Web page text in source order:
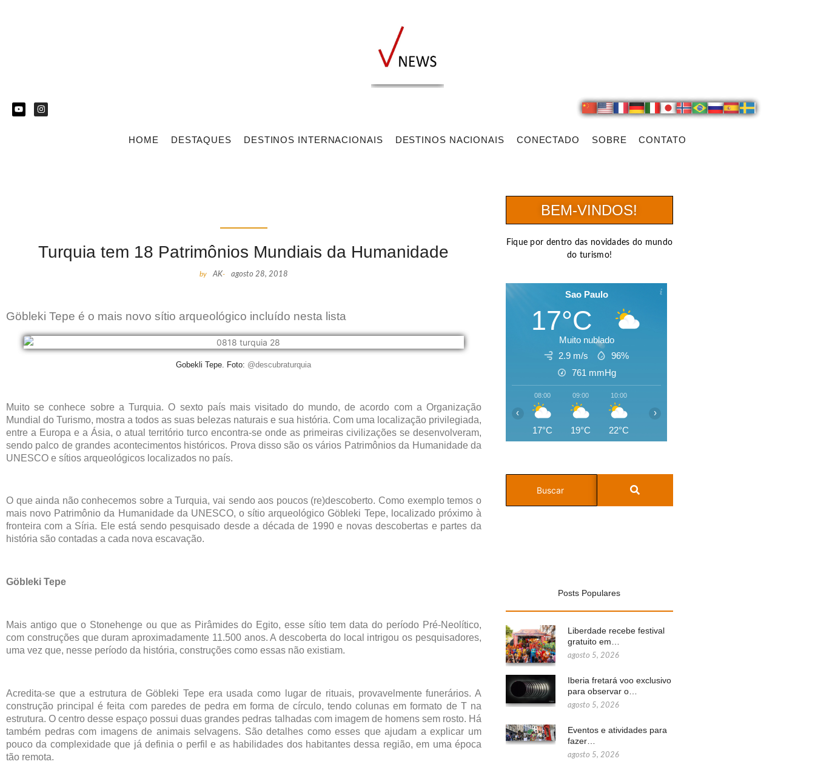
HOME DESTAQUES DESTINOS INTERNACIONAIS DESTINOS NACIONAIS CONECTADO SOBRE CONTATO
Turquia tem 18 Patrimônios Mundiais da Humanidade
by AK- agosto 28, 2018
Göbleki Tepe é o mais novo sítio arqueológico incluído nesta lista
Gobekli Tepe. Foto: @descubraturquia
Muito se conhece sobre a Turquia. O sexto país mais visitado do mundo, de acordo com a Organização
Mundial do Turismo, mostra a todos as suas belezas naturais e sua história. Com uma localização privilegiada,
entre a Europa e a Ásia, o atual território turco encontra-se onde as primeiras civilizações se desenvolveram,
sendo palco de grandes acontecimentos históricos. Prova disso são os vários Patrimônios da Humanidade da
UNESCO e sítios arqueológicos localizados no país.
O que ainda não conhecemos sobre a Turquia, vai sendo aos poucos (re)descoberto. Como exemplo temos o
mais novo Patrimônio da Humanidade da UNESCO, o sítio arqueológico Göbleki Tepe, localizado próximo à
fronteira com a Síria. Ele está sendo pesquisado desde a década de 1990 e novas descobertas e partes da
história são contadas a cada nova escavação.
Göbleki Tepe
Mais antigo que o Stonehenge ou que as Pirâmides do Egito, esse sítio tem data do período Pré-Neolítico,
com construções que duram aproximadamente 11.500 anos. A descoberta do local intrigou os pesquisadores,
uma vez que, nesse período da história, construções como essas não existiam.
Acredita-se que a estrutura de Göbleki Tepe era usada como lugar de rituais, provavelmente funerários. A
construção principal é feita com paredes de pedra em forma de círculo, tendo colunas em formato de T na
estrutura. O centro desse espaço possui duas grandes pedras talhadas com imagem de homens sem rosto. Há
também pedras com imagens de animais selvagens. São detalhes como esses que ajudam a explicar um
pouco da complexidade que já definia o perfil e as habilidades dos habitantes dessa região, em uma época
tão remota.
BEM-VINDOS!
Fique por dentro das novidades do mundo
do turismo!
Sao Paulo
17°C
Muito nublado
2.9 m/s
96%
761 mmHg
08:00
17°C
09:00
19°C
10:00
22°C
‹ ›
Posts Populares
Liberdade recebe festival
gratuito em…
agosto 5, 2026
Iberia fretará voo exclusivo
para observar o…
agosto 5, 2026
Eventos e atividades para
fazer…
agosto 5, 2026